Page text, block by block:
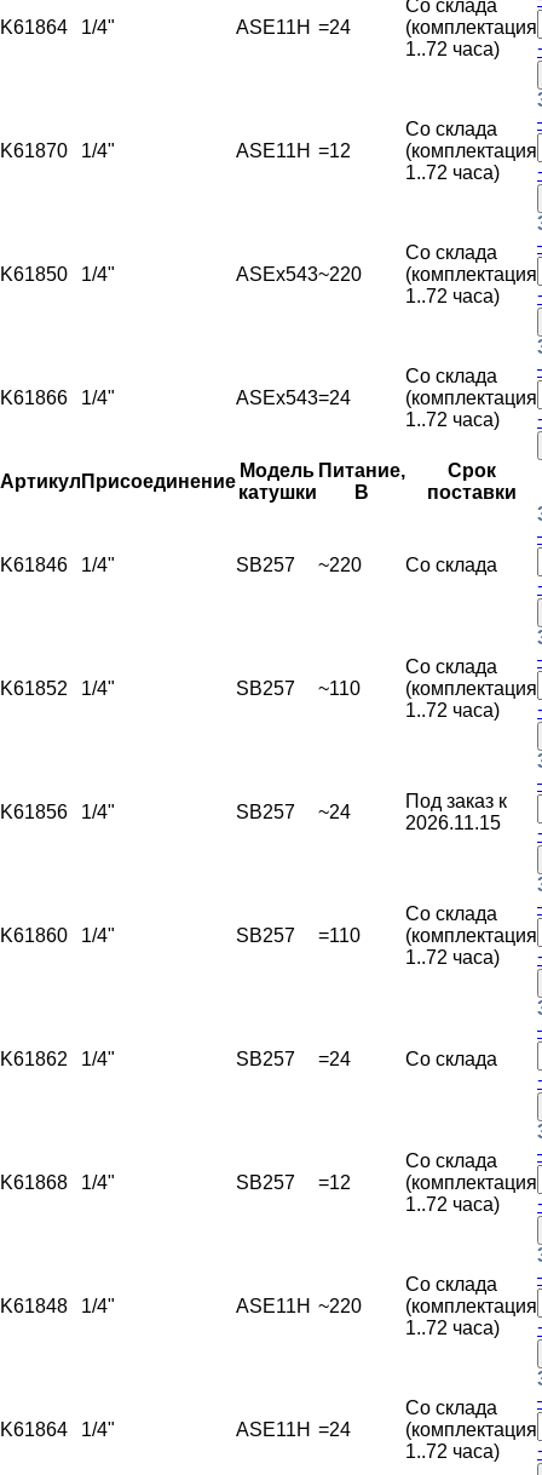
K61864 1/4" ASE11H =24
Со склада
(комплектация
1..72 часа)
K61870 1/4" ASE11H =12
Со склада
(комплектация
1..72 часа)
K61850 1/4" ASEx543~220
Со склада
(комплектация
1..72 часа)
K61866 1/4" ASEx543=24
Со склада
(комплектация
1..72 часа)
Артикул Присоединение
Модель
катушки
Питание,
В
Срок
поставки
K61846 1/4" SB257 ~220 Со склада
K61852 1/4" SB257 ~110
Со склада
(комплектация
1..72 часа)
K61856 1/4" SB257 ~24
Под заказ к
2026.11.15
K61860 1/4" SB257 =110
Со склада
(комплектация
1..72 часа)
K61862 1/4" SB257 =24 Со склада
K61868 1/4" SB257 =12
Со склада
(комплектация
1..72 часа)
K61848 1/4" ASE11H ~220
Со склада
(комплектация
1..72 часа)
K61864 1/4" ASE11H =24
Со склада
(комплектация
1..72 часа)